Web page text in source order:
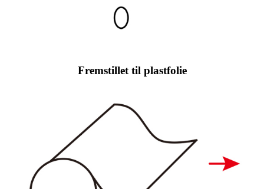
Fremstillet til plastfolie